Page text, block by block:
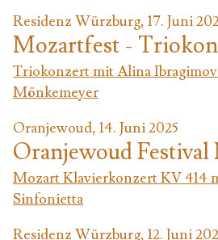
Residenz Würzburg, 17. Juni
Mozartfest -
Triokonzert mit Alina
Mönkemeyer
Oranjewoud, 14. Juni 2025
Oranjewoud Festival
Mozart Klavierkonzert KV 414
Sinfonietta
Residenz Würzburg, 12. Juni